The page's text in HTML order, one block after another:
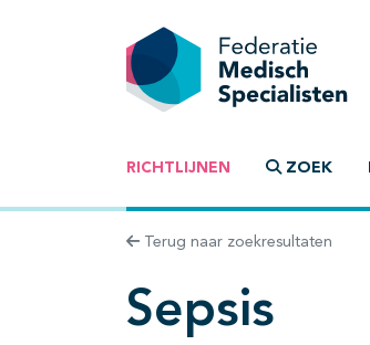
RICHTLIJNEN ZOEK
Terug naar zoekresultaten
Sepsis